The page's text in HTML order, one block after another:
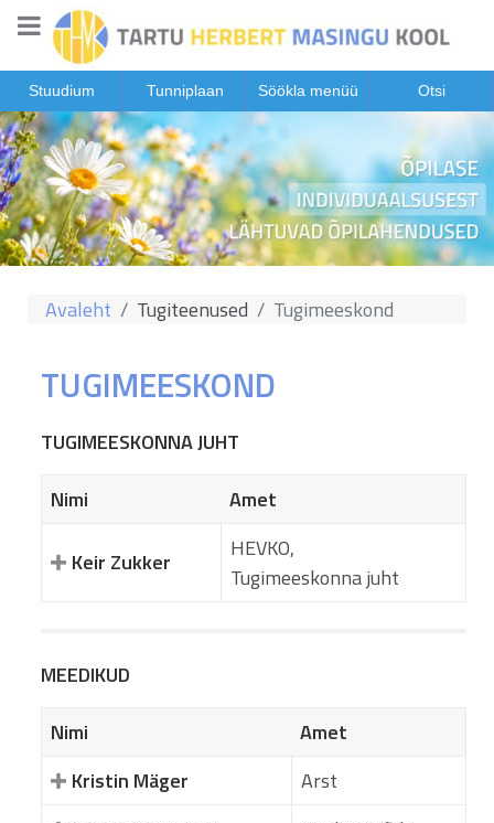
Stuudium Tunniplaan Söökla menüü Otsi
Avaleht Tugiteenused Tugimeeskond
TUGIMEESKOND
TUGIMEESKONNA JUHT
Nimi
Amet
Keir Zukker
HEVKO,
Tugimeeskonna juht
MEEDIKUD
Nimi
Amet
Kristin Mäger
Arst